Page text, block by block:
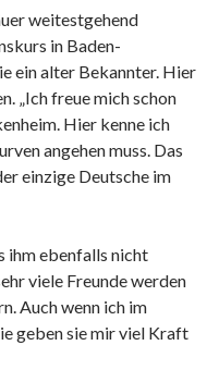
weitestgehend
in Baden-
ein alter Bekannter. Hier
„Ich freue mich schon
Hier kenne ich
angehen muss. Das
einzige Deutsche im
ihm ebenfalls nicht
viele Freunde werden
Auch wenn ich im
geben sie mir viel Kraft